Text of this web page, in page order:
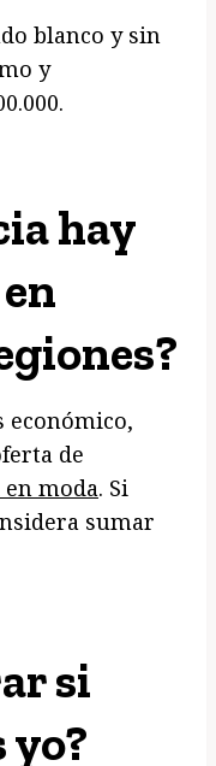
blanco y sin
y
hay
económico,
de
moda. Si
sumar
si
yo?